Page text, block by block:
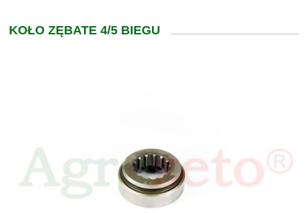
KOŁO ZĘBATE 4/5 BIEGU